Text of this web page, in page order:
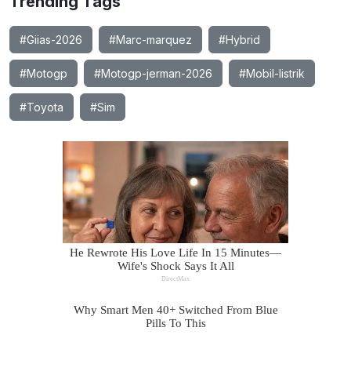
#Giias-2026 #Marc-marquez #Hybrid
#Motogp #Motogp-jerman-2026 #Mobil-listrik
#Toyota #Sim